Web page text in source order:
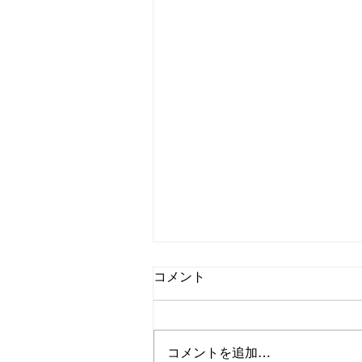
コメント
コメントを追加…